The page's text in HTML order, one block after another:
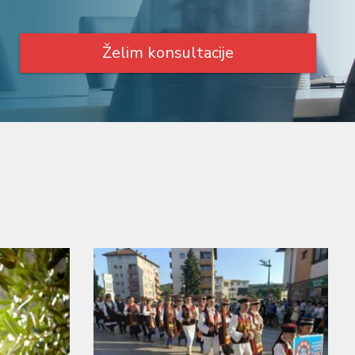
Želim konsultacije